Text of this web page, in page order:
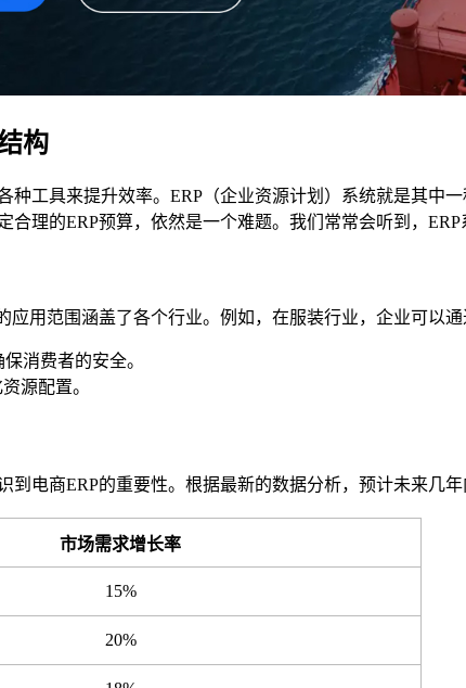
构
工具来提升效率。ERP（企业资源计划）系统就是其中
理的ERP预算，依然是一个难题。我们常常会听到，
用范围涵盖了各个行业。例如，在服装行业，企业可以
消费者的安全。
源配置。
电商ERP的重要性。根据最新的数据分析，预计未来几年
市场需求增长率
15%
20%